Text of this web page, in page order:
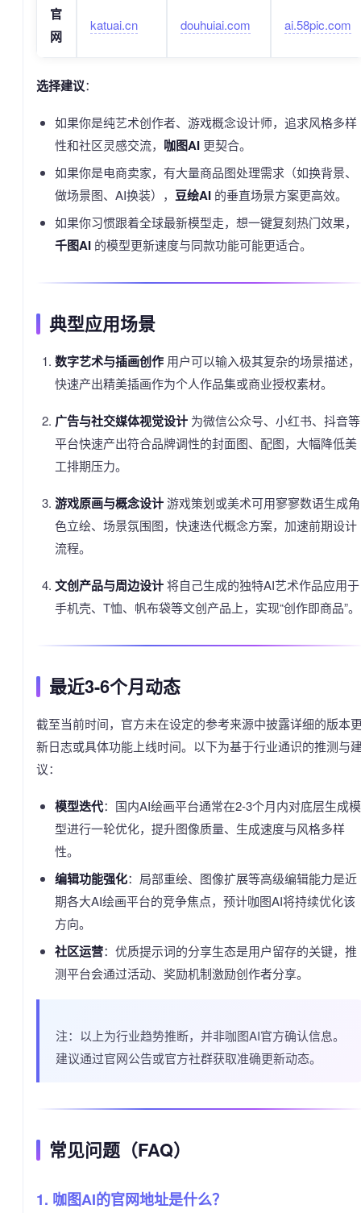
官
网
katuai.cn douhuiai.com ai.58pic.com
选择建议：
如果你是纯艺术创作者、游戏概念设计师，追求风格多样
性和社区灵感交流， 咖图AI更契合。
如果你是电商卖家，有大量商品图处理需求（如换背景、
做场景图、AI换装）， 豆绘AI的垂直场景方案更高效。
如果你习惯跟着全球最新模型走，想一键复刻热门效果，
千图AI的模型更新速度与同款功能可能更适合。
典型应用场景
数字艺术与插画创作用户可以输入极其复杂的场景描述，
快速产出精美插画作为个人作品集或商业授权素材。
广告与社交媒体视觉设计为微信公众号、小红书、抖音等
平台快速产出符合品牌调性的封面图、配图，大幅降低美
工排期压力。
游戏原画与概念设计游戏策划或美术可用寥寥数语生成角
色立绘、场景氛围图，快速迭代概念方案，加速前期设计
流程。
文创产品与周边设计将自己生成的独特AI艺术作品应用于
手机壳、T恤、帆布袋等文创产品上，实现“创作即商品”。
最近3-6个月动态
截至当前时间，官方未在设定的参考来源中披露详细的版本
新日志或具体功能上线时间。以下为基于行业通识的推测与
议：
模型迭代：国内AI绘画平台通常在2-3个月内对底层生成模
型进行一轮优化，提升图像质量、生成速度与风格多样
性。
编辑功能强化：局部重绘、图像扩展等高级编辑能力是近
期各大AI绘画平台的竞争焦点，预计咖图AI将持续优化该
方向。
社区运营：优质提示词的分享生态是用户留存的关键，推
测平台会通过活动、奖励机制激励创作者分享。
注：以上为行业趋势推断，并非咖图AI官方确认信息。
建议通过官网公告或官方社群获取准确更新动态。
常见问题（FAQ）
1. 咖图AI的官网地址是什么？